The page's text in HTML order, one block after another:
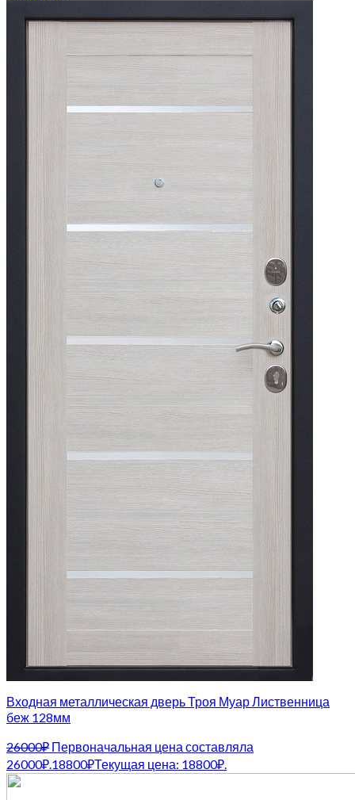
Входная металлическая дверь Троя Муар Лиственница
беж 128мм
26000₽ Первоначальная цена составляла
26000₽.18800₽Текущая цена: 18800₽.